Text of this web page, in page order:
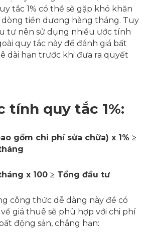
tắc 1% có thể sẽ gặp khó khăn
tiền dương hàng tháng. Tuy
tư nên sử dụng nhiều ước tính
quy tắc này để đánh giá bất
dài hạn trước khi đưa ra quyết
tính quy tắc 1%:
gồm chi phí sửa chữa) x 1% ≥
x 100 ≥ Tổng đầu tư
công thức dễ dàng này để có
giá thuê sẽ phù hợp với chi phí
động sản, chẳng hạn: